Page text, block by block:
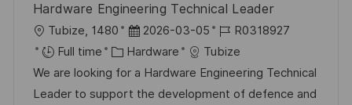
Hardware Engineering Technical Leader
L
o
c
a
Tubize, 1480
P
o
s
t
2026-03-05
J
o
b
I
R0318927
Full time
C
a
t
Hardware
Tubize
We are looking for a Hardware Engineering Technical
Leader to support the development of defence and